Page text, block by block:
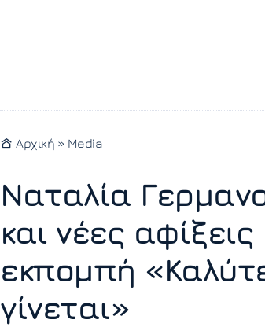
Αρχική » Media
Ναταλία
και νέες
εκπομπή
γίνεται»